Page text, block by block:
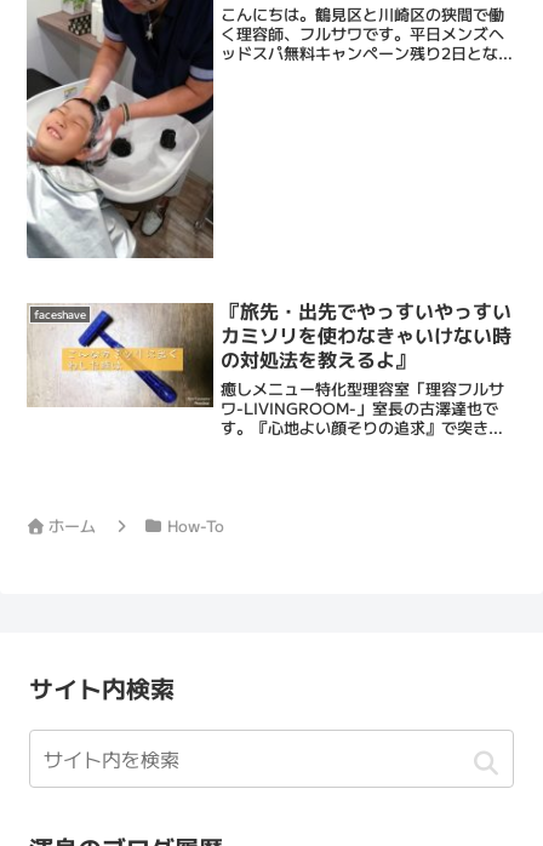
こんにちは。鶴見区と川崎区の狭間で働
く理容師、フルサワです。平日メンズヘ
ッドスパ無料キャンペーン残り2日となり
faceshave
『旅先・出先でやっすいやっすい
カミソリを使わなきゃいけない時
の対処法を教えるよ』
癒しメニュー特化型理容室「理容フルサ
ワ-LIVINGROOM-」室長の古澤達也で
す。『心地よい顔そりの追求』で突き抜
ホーム
How-To
サイト内検索